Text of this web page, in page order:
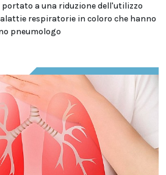
a una riduzione dell'utilizzo
respiratorie in coloro che hanno
pneumologo